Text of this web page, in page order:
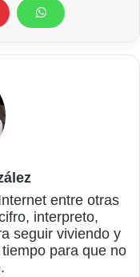
entre otras
interpreto,
seguir viviendo y
para que no